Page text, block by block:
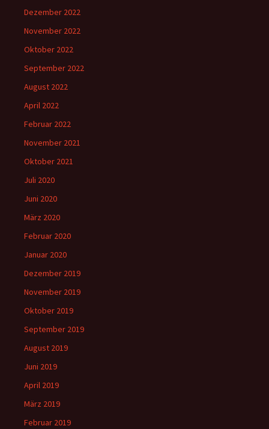
Dezember 2022
November 2022
Oktober 2022
September 2022
August 2022
April 2022
Februar 2022
November 2021
Oktober 2021
Juli 2020
Juni 2020
März 2020
Februar 2020
Januar 2020
Dezember 2019
November 2019
Oktober 2019
September 2019
August 2019
Juni 2019
April 2019
März 2019
Februar 2019